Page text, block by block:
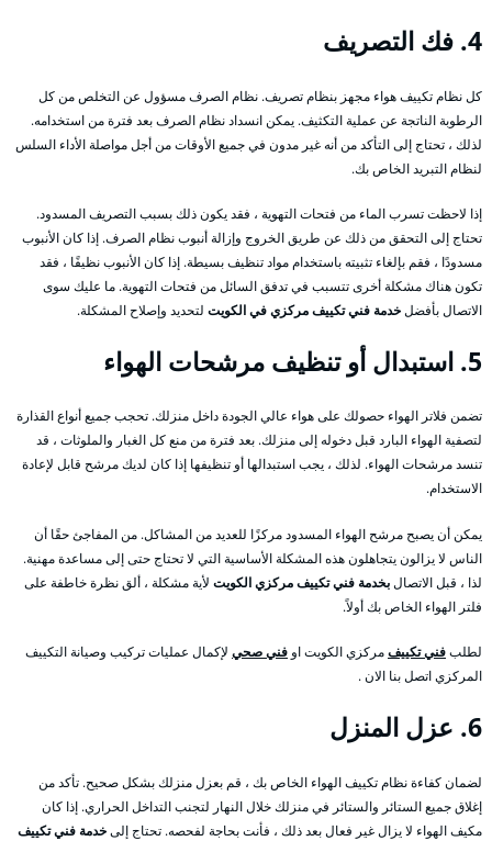
4. فك التصريف
كل نظام تكييف هواء مجهز بنظام تصريف. نظام الصرف مسؤول عن التخلص من كل
الرطوبة الناتجة عن عملية التكثيف. يمكن انسداد نظام الصرف بعد فترة من استخدامه.
لذلك ، تحتاج إلى التأكد من أنه غير مدون في جميع الأوقات من أجل مواصلة الأداء السلس
لنظام التبريد الخاص بك.
إذا لاحظت تسرب الماء من فتحات التهوية ، فقد يكون ذلك بسبب التصريف المسدود.
تحتاج إلى التحقق من ذلك عن طريق الخروج وإزالة أنبوب نظام الصرف. إذا كان الأنبوب
مسدودًا ، فقم بإلغاء تثبيته باستخدام مواد تنظيف بسيطة. إذا كان الأنبوب نظيفًا ، فقد
تكون هناك مشكلة أخرى تتسبب في تدفق السائل من فتحات التهوية. ما عليك سوى
الاتصال بأفضلخدمة فني تكييف مركزي في الكويت لتحديد وإصلاح المشكلة.
5. استبدال أو تنظيف مرشحات الهواء
تضمن فلاتر الهواء حصولك على هواء عالي الجودة داخل منزلك. تحجب جميع أنواع القذارة
لتصفية الهواء البارد قبل دخوله إلى منزلك. بعد فترة من منع كل الغبار والملوثات ، قد
تنسد مرشحات الهواء. لذلك ، يجب استبدالها أو تنظيفها إذا كان لديك مرشح قابل لإعادة
الاستخدام.
يمكن أن يصبح مرشح الهواء المسدود مركزًا للعديد من المشاكل. من المفاجئ حقًا أن
الناس لا يزالون يتجاهلون هذه المشكلة الأساسية التي لا تحتاج حتى إلى مساعدة مهنية.
لذا ، قبل الاتصالبخدمة فني تكييف مركزي الكويت لأية مشكلة ، ألق نظرة خاطفة على
فلتر الهواء الخاص بك أولاً.
لطلبفني تكييفمركزي الكويت او فني صحي لإكمال عمليات تركيب وصيانة التكييف
المركزي اتصل بنا الان .
6. عزل المنزل
لضمان كفاءة نظام تكييف الهواء الخاص بك ، قم بعزل منزلك بشكل صحيح. تأكد من
إغلاق جميع الستائر والستائر في منزلك خلال النهار لتجنب التداخل الحراري. إذا كان
مكيف الهواء لا يزال غير فعال بعد ذلك ، فأنت بحاجة لفحصه. تحتاج إلىخدمة فني تكييف